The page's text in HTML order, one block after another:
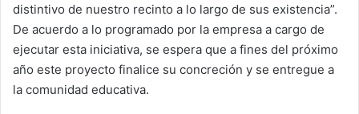
distintivo de nuestro recinto a lo largo de sus existencia”.
De acuerdo a lo programado por la empresa a cargo de
ejecutar esta iniciativa, se espera que a fines del próximo
año este proyecto finalice su concreción y se entregue a
la comunidad educativa.